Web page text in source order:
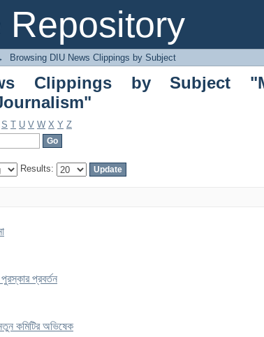
Repository
by Subject "Mass
Browsing DIU News Clippings by Subject
Clippings by Subject
S T U V W X Y Z
Results:
প্রবর্তন
কমিটির অভিষেক